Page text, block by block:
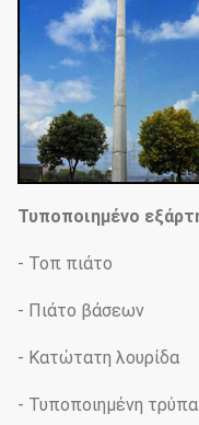
Τυποποιημένο
- Τοπ πιάτο
- Πιάτο βάσεων
- Κατώτατη λουρίδα
- Τυποποιημένη τρύπα